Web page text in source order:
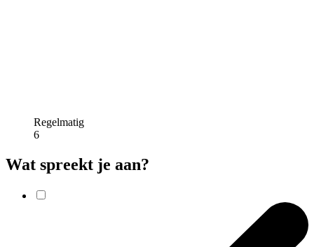
Regelmatig
6
Wat spreekt je aan?